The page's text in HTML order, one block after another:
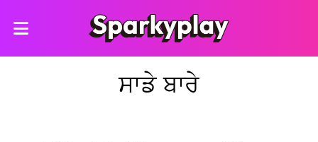
ਸਾਡੇ ਬਾਰੇ